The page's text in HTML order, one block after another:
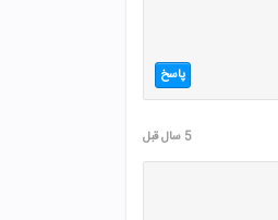
پاسخ
5 سال قبل